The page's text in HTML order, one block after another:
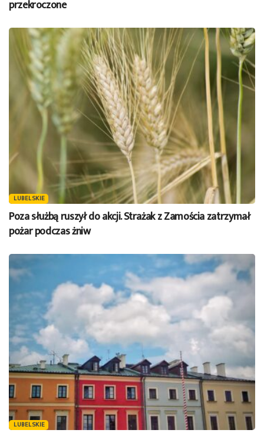
przekroczone
LUBELSKIE
Poza służbą ruszył do akcji. Strażak z Zamościa zatrzymał
pożar podczas żniw
LUBELSKIE